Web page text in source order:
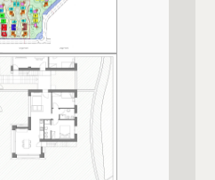
mare/lago
10 mt.
Cucina
cottura